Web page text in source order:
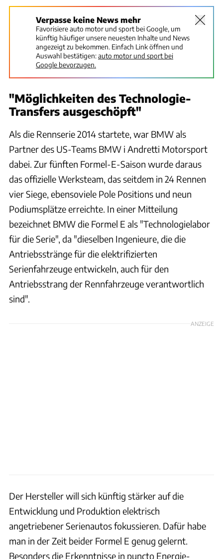
Verpasse keine News mehr
Favorisiere auto motor und sport bei Google, um
künftig häufiger unsere neuesten Inhalte und News
angezeigt zu bekommen. Einfach Link öffnen und
Auswahl bestätigen:auto motor und sport bei
Google bevorzugen.
"Möglichkeiten des Technologie-
Transfers ausgeschöpft"
Als die Rennserie 2014 startete, war BMW als
Partner des US-Teams BMW i Andretti Motorsport
dabei. Zur fünften Formel-E-Saison wurde daraus
das offizielle Werksteam, das seitdem in 24 Rennen
vier Siege, ebensoviele Pole Positions und neun
Podiumsplätze erreichte. In einer Mitteilung
bezeichnet BMW die Formel E als "Technologielabor
für die Serie", da "dieselben Ingenieure, die die
Antriebsstränge für die elektrifizierten
Serienfahrzeuge entwickeln, auch für den
Antriebsstrang der Rennfahrzeuge verantwortlich
sind".
ANZEIGE
Der Hersteller will sich künftig stärker auf die
Entwicklung und Produktion elektrisch
angetriebener Serienautos fokussieren. Dafür habe
man in der Zeit beider Formel E genug gelernt.
Besonders die Erkenntnisse in puncto Energie-